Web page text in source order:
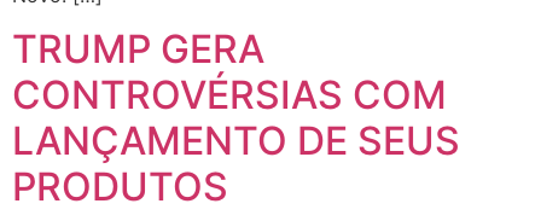
TRUMP GERA
CONTROVÉRSIAS COM
LANÇAMENTO DE SEUS
PRODUTOS